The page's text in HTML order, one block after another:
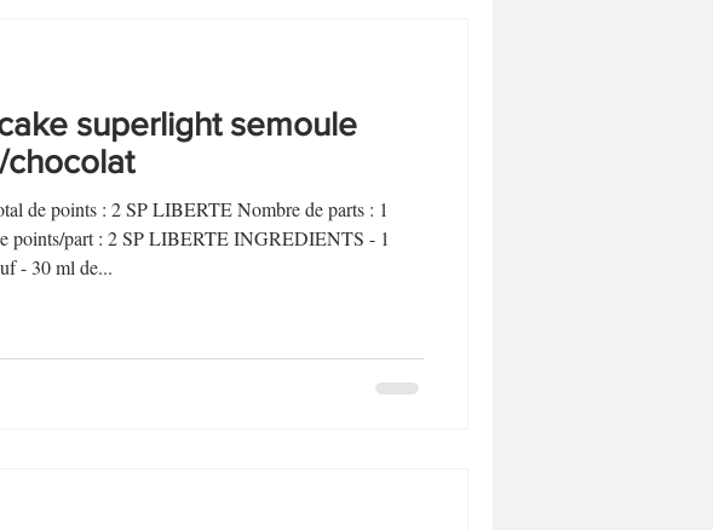
superlight semoule
chocolat
de points : 2 SP LIBERTE Nombre de parts : 1
points/part : 2 SP LIBERTE INGREDIENTS - 1
- 30 ml de...